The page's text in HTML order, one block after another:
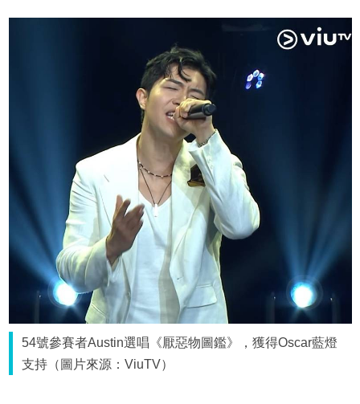
54號參賽者Austin選唱《厭惡物圖鑑》，獲得Oscar藍燈
支持（圖片來源：ViuTV）